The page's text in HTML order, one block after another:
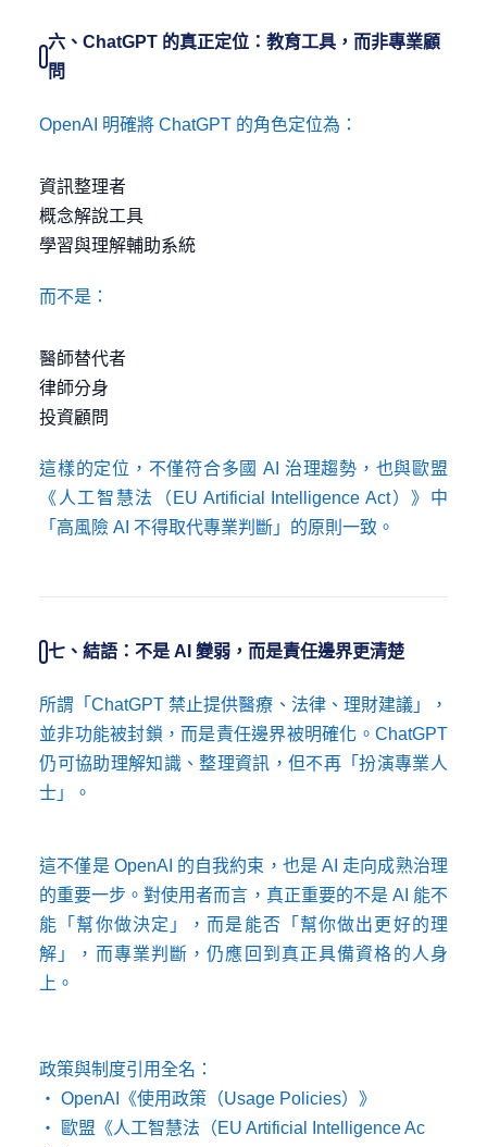
六、ChatGPT 的真正定位：教育工具，而非專業顧
問
OpenAI 明確將 ChatGPT 的角色定位為：
資訊整理者
概念解說工具
學習與理解輔助系統
而不是：
醫師替代者
律師分身
投資顧問
這樣的定位，不僅符合多國 AI 治理趨勢，也與歐盟
《人工智慧法（EU Artificial Intelligence Act）》中
「高風險 AI 不得取代專業判斷」的原則一致。
七、結語：不是 AI 變弱，而是責任邊界更清楚
所謂「ChatGPT 禁止提供醫療、法律、理財建議」，
並非功能被封鎖，而是責任邊界被明確化。ChatGPT
仍可協助理解知識、整理資訊，但不再「扮演專業人
士」。
這不僅是 OpenAI 的自我約束，也是 AI 走向成熟治理
的重要一步。對使用者而言，真正重要的不是 AI 能不
能「幫你做決定」，而是能否「幫你做出更好的理
解」，而專業判斷，仍應回到真正具備資格的人身
上。
政策與制度引用全名：
‧ OpenAI《使用政策（Usage Policies）》
‧ 歐盟《人工智慧法（EU Artificial Intelligence Ac